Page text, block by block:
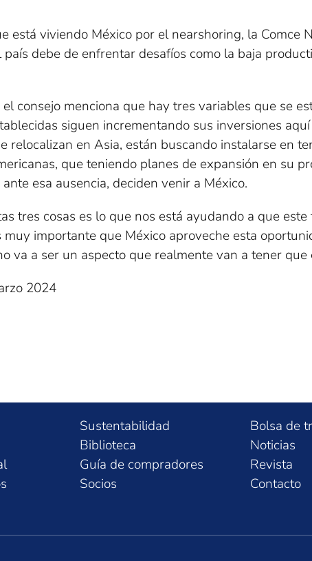
está viviendo México por el nearshoring, la Comce
país debe de enfrentar desafíos como la baja
el consejo menciona que hay tres variables que se
siguen incrementando sus inversiones
relocalizan en Asia, están buscando instalarse en
que teniendo planes de expansión en su
esa ausencia, deciden venir a México.
tres cosas es lo que nos está ayudando a que
muy importante que México aproveche esta
va a ser un aspecto que realmente van a tener que
2024
Sustentabilidad
Biblioteca
Guía de compradores
Socios
Bolsa de
Noticias
Revista
Contacto